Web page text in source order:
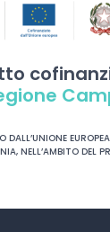
NELL’AMBITO